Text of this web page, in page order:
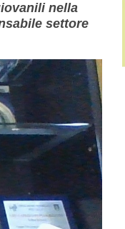
nella
settore